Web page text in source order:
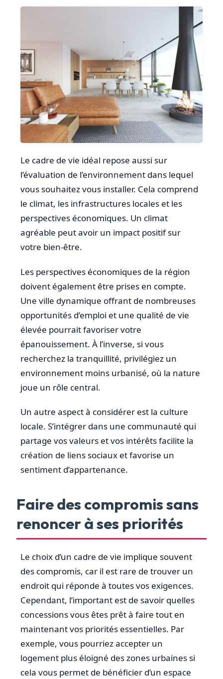
Le cadre de vie idéal repose aussi sur
l’évaluation de l’environnement dans lequel
vous souhaitez vous installer. Cela comprend
le climat, les infrastructures locales et les
perspectives économiques. Un climat
agréable peut avoir un impact positif sur
votre bien-être.
Les perspectives économiques de la région
doivent également être prises en compte.
Une ville dynamique offrant de nombreuses
opportunités d’emploi et une qualité de vie
élevée pourrait favoriser votre
épanouissement. À l’inverse, si vous
recherchez la tranquillité, privilégiez un
environnement moins urbanisé, où la nature
joue un rôle central.
Un autre aspect à considérer est la culture
locale. S’intégrer dans une communauté qui
partage vos valeurs et vos intérêts facilite la
création de liens sociaux et favorise un
sentiment d’appartenance.
Faire des compromis sans
renoncer à ses priorités
Le choix d’un cadre de vie implique souvent
des compromis, car il est rare de trouver un
endroit qui réponde à toutes vos exigences.
Cependant, l’important est de savoir quelles
concessions vous êtes prêt à faire tout en
maintenant vos priorités essentielles. Par
exemple, vous pourriez accepter un
logement plus éloigné des zones urbaines si
cela vous permet de bénéficier d’un espace